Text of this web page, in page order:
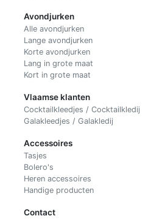
Avondjurken
Alle avondjurken
Lange avondjurken
Korte avondjurken
Lang in grote maat
Kort in grote maat
Vlaamse klanten
Cocktailkleedjes / Cocktailkledij
Galakleedjes / Galakledij
Accessoires
Tasjes
Bolero's
Heren accessoires
Handige producten
Contact